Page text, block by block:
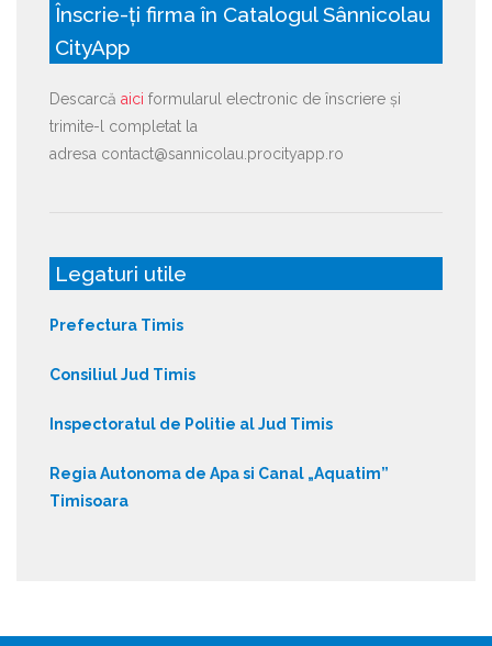
Înscrie-ți firma în Catalogul Sânnicolau
CityApp
Descarcă aici formularul electronic de înscriere și
trimite-l completat la
adresa contact@sannicolau.procityapp.ro
Legaturi utile
Prefectura Timis
Consiliul Jud Timis
Inspectoratul de Politie al Jud Timis
Regia Autonoma de Apa si Canal „Aquatim”
Timisoara